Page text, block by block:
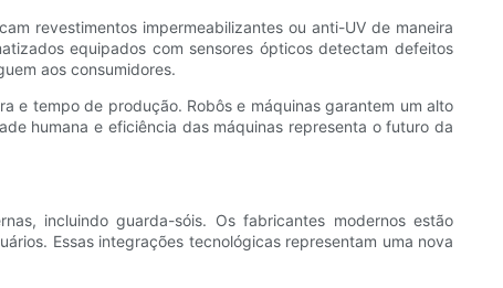
revestimentos impermeabilizantes ou anti-UV de maneira
equipados com sensores ópticos detectam defeitos
aos consumidores.
e tempo de produção. Robôs e máquinas garantem um alto
humana e eficiência das máquinas representa o futuro da
incluindo guarda-sóis. Os fabricantes modernos estão
Essas integrações tecnológicas representam uma nova